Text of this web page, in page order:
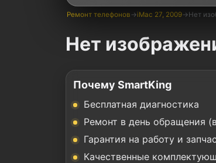
Ремонт телефонов→iMac 27, 2009→Нет
Нет
Почему SmartKing
Бесплатная диагностика
Ремонт в день обращения
Гарантия на работу и
Качественные